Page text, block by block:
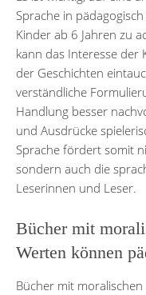
Sprache in
Kinder ab 6 Jahren zu
kann das Interesse der
der Geschichten
verständliche
Handlung besser
und Ausdrücke
Sprache fördert somit
sondern auch die
Leserinnen und Leser.
Bücher mit
Werten können
Bücher mit